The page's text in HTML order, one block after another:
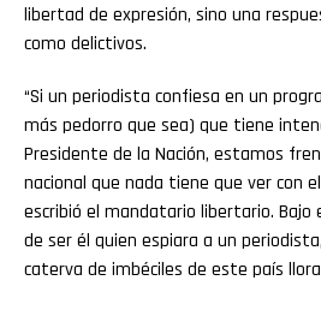
libertad de expresión, sino una
como delictivos.
“Si un periodista confiesa en un
más pedorro que sea) que tiene
Presidente de la Nación, estamos
nacional que nada tiene que ver con
escribió el mandatario libertario. Bajo
de ser él quien espiara a un
caterva de imbéciles de este país